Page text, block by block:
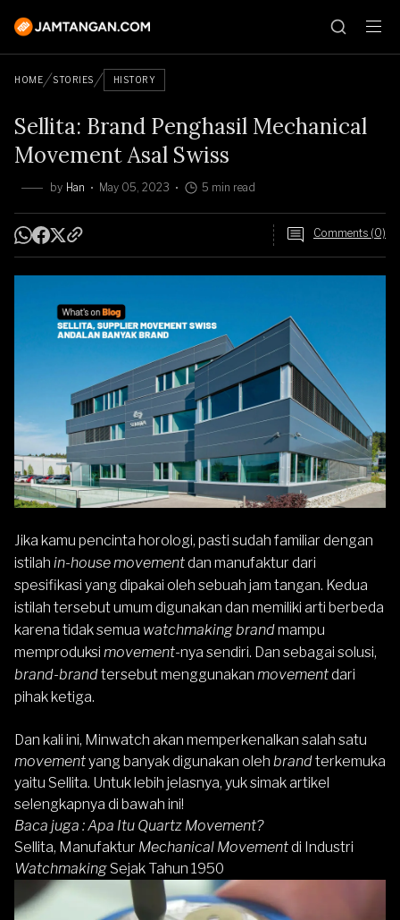
HOME STORIES HISTORY
Sellita: Brand Penghasil Mechanical
Movement Asal Swiss
by Han May 05, 2023 5 min read
Comments (0)
Jika kamu pencinta horologi, pasti sudah familiar dengan
istilah in-house movementdan manufaktur dari
spesifikasi yang dipakai oleh sebuah jam tangan. Kedua
istilah tersebut umum digunakan dan memiliki arti berbeda
karena tidak semua watchmaking brandmampu
memproduksi movement-nya sendiri. Dan sebagai solusi,
brand-brandtersebut menggunakan movementdari
pihak ketiga.
Dan kali ini, Minwatch akan memperkenalkan salah satu
movementyang banyak digunakan oleh brandterkemuka
yaitu Sellita. Untuk lebih jelasnya, yuk simak artikel
selengkapnya di bawah ini!
Baca juga :Apa Itu Quartz Movement?
Sellita, Manufaktur Mechanical Movementdi Industri
Watchmaking Sejak Tahun 1950